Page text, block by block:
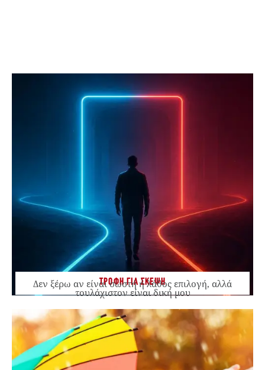
ΤΡΟΦΗ ΓΙΑ ΣΚΕΨΗ
Δεν ξέρω αν είναι σωστή ή λάθος επιλογή, αλλά
τουλάχιστον είναι δική μου